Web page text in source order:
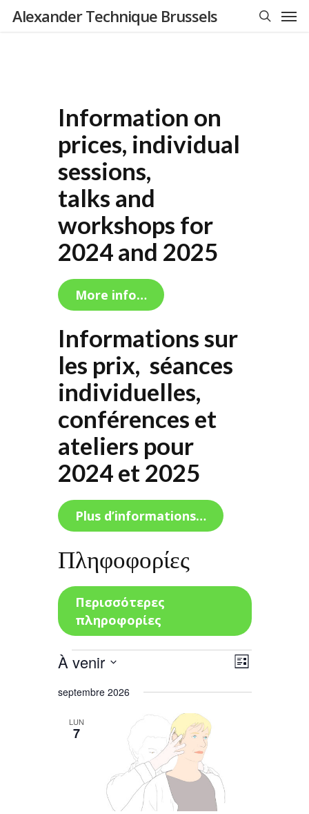
SkipAlexander Technique Brussels
Information on
prices, individual
sessions,
talks and
workshops for
2024 and 2025
More info…
Informations sur
les prix, séances
individuelles,
conférences et
ateliers pour
2024 et 2025
Plus d’informations…
Πληφοφορίες
Περισσότερες
πληροφορίες
Évènements
Navigation
vues
Liste
À venir
une
date.
septembre 2026
LUN
7